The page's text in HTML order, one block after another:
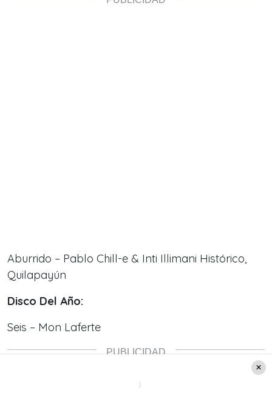
Aburrido – Pablo Chill-e & Inti Illimani Histórico,
Quilapayún
Disco Del Año:
Seis – Mon Laferte